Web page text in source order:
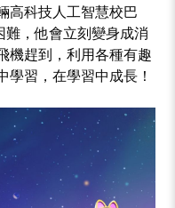
高科技人工智慧校巴
，他會立刻變身成消
機趕到，利用各種有趣
習，在學習中成長！